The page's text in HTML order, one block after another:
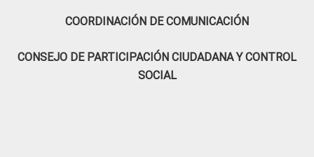
COORDINACIÓN DE COMUNICACIÓN
CONSEJO DE PARTICIPACIÓN CIUDADANA Y CONTROL
SOCIAL